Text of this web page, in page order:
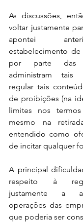
As discussões,
voltar justamente
apontei
estabelecimento de
por parte das
administram tais
regular tais
de proibições (na
limites nos
mesmo na
entendido como
de incitar qualquer
A principal
respeito à
justamente a
operações das
que poderia ser